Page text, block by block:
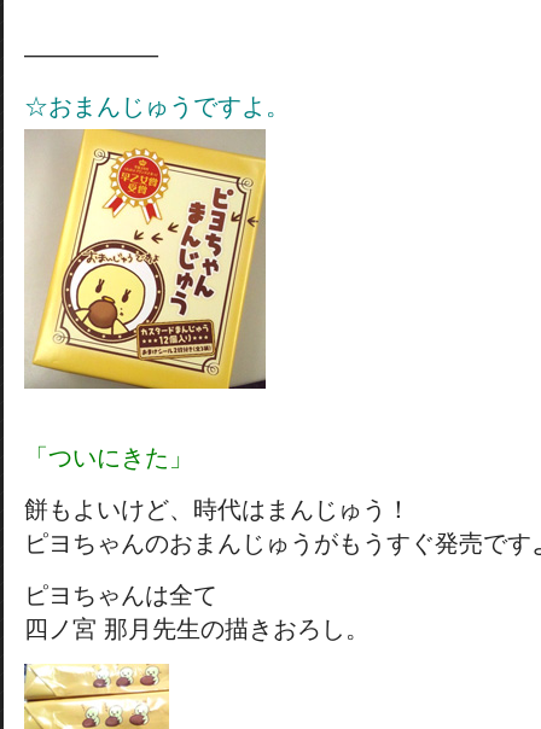
—————–
☆おまんじゅうですよ。
「ついにきた」
餅もよいけど、時代はまんじゅう！
ピヨちゃんのおまんじゅうがもうすぐ発売です
ピヨちゃんは全て
四ノ宮 那月先生の描きおろし。